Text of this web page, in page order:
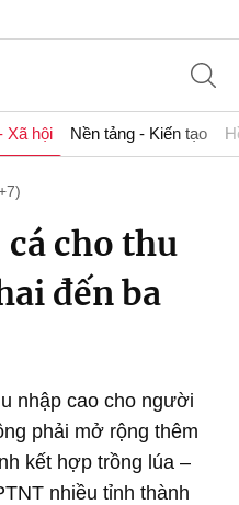
Xã hội Nền tảng - Kiến tạo
cho thu
đến ba
nhập cao cho người
phải mở rộng thêm
kết hợp trồng lúa –
nhiều tỉnh thành